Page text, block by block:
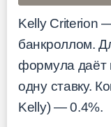
Kelly Criterion
банкроллом.
формула даёт
одну ставку.
Kelly) — 0.4%.